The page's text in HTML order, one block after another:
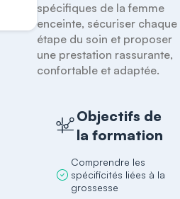
spécifiques de la femme
enceinte, sécuriser chaque
étape du soin et proposer
une prestation rassurante,
confortable et adaptée.
Objectifs de
la formation
Comprendre les
spécificités liées à la
grossesse